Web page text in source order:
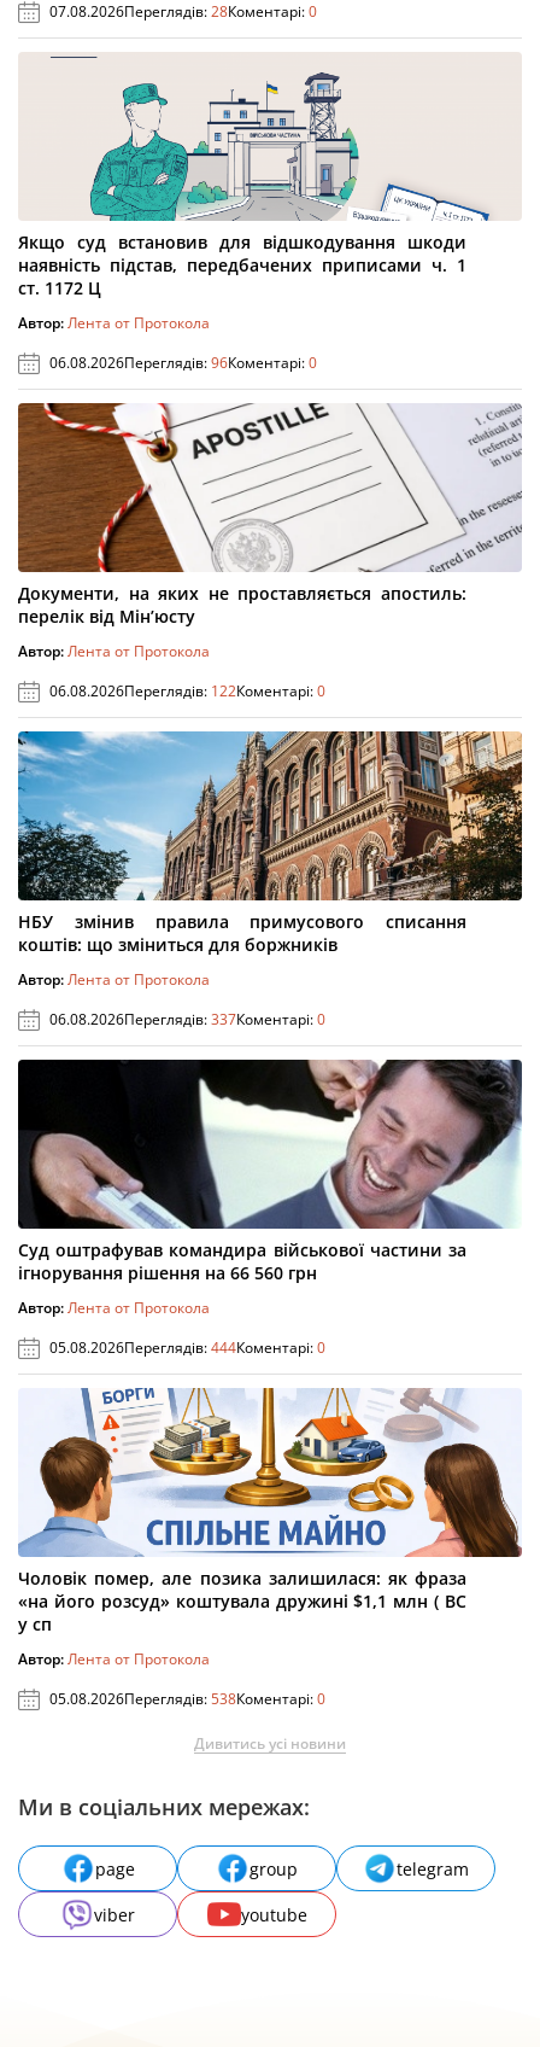
07.08.2026Переглядів:28Коментарі:0
Якщо суд встановив для відшкодування шкоди
наявність підстав, передбачених приписами ч. 1
ст. 1172 Ц
Автор:Лента от Протокола
06.08.2026Переглядів:96Коментарі:0
Документи, на яких не проставляється апостиль:
перелік від Мін’юсту
Автор:Лента от Протокола
06.08.2026Переглядів: 122Коментарі:0
НБУ змінив правила примусового списання
коштів: що зміниться для боржників
Автор:Лента от Протокола
06.08.2026Переглядів:337Коментарі:0
Суд оштрафував командира військової частини за
ігнорування рішення на 66 560 грн
Автор:Лента от Протокола
05.08.2026Переглядів:444Коментарі:0
Чоловік помер, але позика залишилася: як фраза
«на його розсуд» коштувала дружині $1,1 млн ( ВС
у сп
Автор:Лента от Протокола
05.08.2026Переглядів:538Коментарі:0
Дивитись усі новини
Ми в соціальних мережах:
page group
telegram
viber
youtube